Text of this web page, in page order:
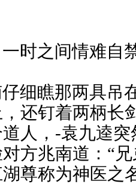
时之间情难自
细瞧那两具吊
还钉着两柄长
道人，-袁九逵
方兆南道：“
尊称为神医之